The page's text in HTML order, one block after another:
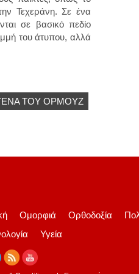
Τεχεράνη. Σε ένα
σε βασικό πεδίο
του άτυπου, αλλά
ΤΟΥ ΟΡΜΟΎΖ
Ομορφιά Ορθοδοξία
Υγεία